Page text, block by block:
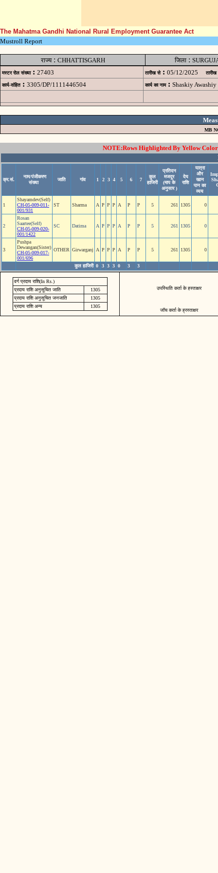
The Mahatma Gandhi National Rural Employment Guarantee Act
Mustroll Report
राज्य: CHHATTISGARH जिला:
मस्टर रोल संख्या : 27403 तारीख से : 05/12/2025 तारीख
कार्य-संहित : 3305/DP/1111446504 कार्य का नाम : Shaskiy
MB
NOTE:Rows Highlighted By Yellow
क्र.सं.
नाम/पंजीकरण
संख्या
जाति गांव 1 2 3 4 5 6 7
कुल
हाजिरी
प्रतिदन
मजदूर
(माप के
अनुसार )
देय
राशि
यात्रा
और
खान
पान का
व्यय
1
Shayamdev(Self)
CH-05-009-011-
001/931
ST Sharma A P P P A P P 5 261 1305 0
2
Rosan
Saartee(Self)
CH-05-009-020-
001/1422
SC Datima A P P P A P P 5 261 1305 0
3
Pushpa
Dewangan(Sister)
CH-05-009-017-
001/696
OTHER Girwarganj A P P P A P P 5 261 1305 0
कुल हाजिरी 0 3 3 3 0 3 3
वर्ग प्रदाय राशि(In Rs.)
प्रदाय राशि अनुसूचित जाति
1305
प्रदाय राशि अनुसूचित जनजाति
1305
प्रदाय राशि अन्य
1305
उपस्थिति कर्ता के हस्ताक्षर
जॉच कर्ता के ह्रस्ताक्षर